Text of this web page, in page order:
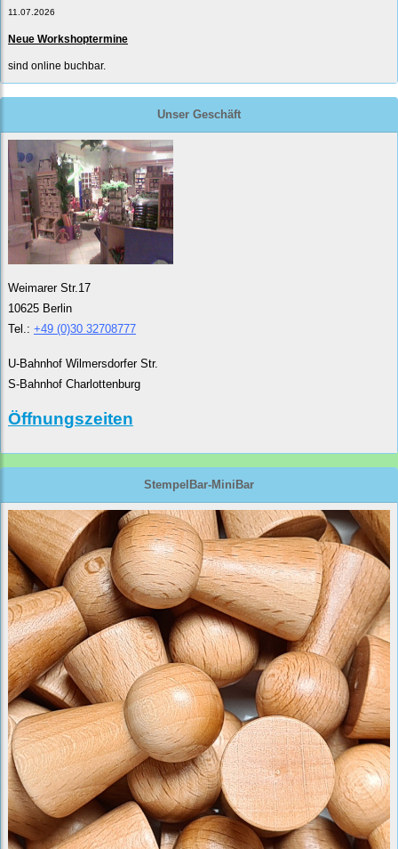
11.07.2026
Neue Workshoptermine
sind online buchbar.
Unser Geschäft
Weimarer Str.17
10625 Berlin
Tel.: +49 (0)30 32708777
U-Bahnhof Wilmersdorfer Str.
S-Bahnhof Charlottenburg
Öffnungszeiten
StempelBar-MiniBar